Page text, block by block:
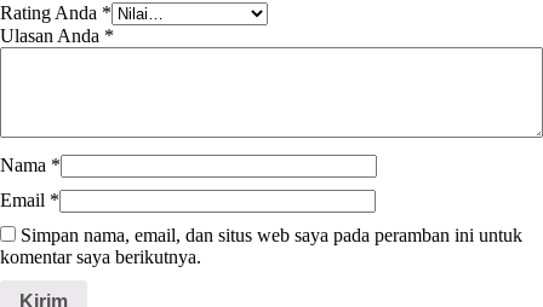
Rating Anda *
Ulasan Anda *
Nama *
Email *
Simpan nama, email, dan situs web saya pada peramban ini untuk
komentar saya berikutnya.